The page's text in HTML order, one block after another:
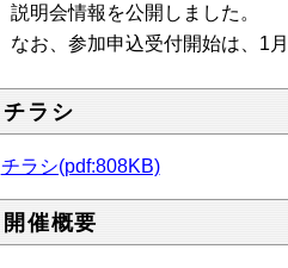
説明会情報を公開しました。
なお、参加申込受付開始は、1
チラシ
チラシ(pdf:808KB)
開催概要